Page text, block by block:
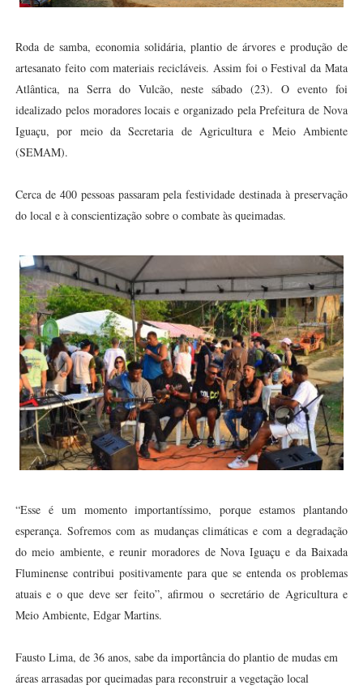
Roda de samba, economia solidária, plantio de árvores e produção de
artesanato feito com materiais recicláveis. Assim foi o Festival da Mata
Atlântica, na Serra do Vulcão, neste sábado (23). O evento foi
idealizado pelos moradores locais e organizado pela Prefeitura de Nova
Iguaçu, por meio da Secretaria de Agricultura e Meio Ambiente
(SEMAM).
Cerca de 400 pessoas passaram pela festividade destinada à preservação
do local e à conscientização sobre o combate às queimadas.
“Esse é um momento importantíssimo, porque estamos plantando
esperança. Sofremos com as mudanças climáticas e com a degradação
do meio ambiente, e reunir moradores de Nova Iguaçu e da Baixada
Fluminense contribui positivamente para que se entenda os problemas
atuais e o que deve ser feito”, afirmou o secretário de Agricultura e
Meio Ambiente, Edgar Martins.
Fausto Lima, de 36 anos, sabe da importância do plantio de mudas em
áreas arrasadas por queimadas para reconstruir a vegetação local